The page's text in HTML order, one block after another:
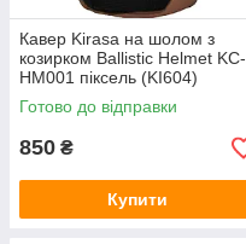
Кавер Kirasa на шолом з
козирком Ballistic Helmet KC-
HM001 піксель (KI604)
Готово до відправки
850 ₴
Купити